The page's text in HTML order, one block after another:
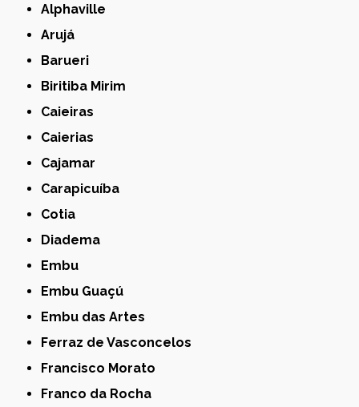
Alphaville
Arujá
Barueri
Biritiba Mirim
Caieiras
Caierias
Cajamar
Carapicuíba
Cotia
Diadema
Embu
Embu Guaçú
Embu das Artes
Ferraz de Vasconcelos
Francisco Morato
Franco da Rocha